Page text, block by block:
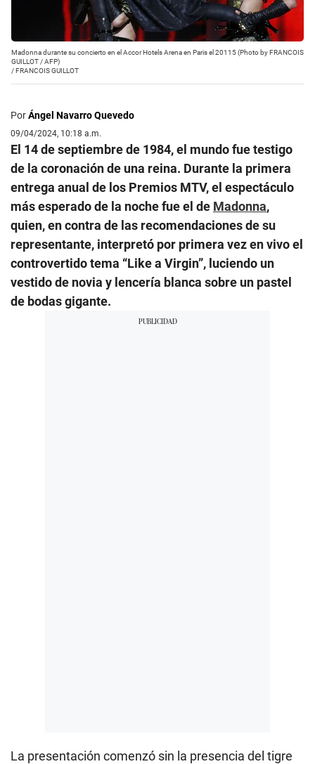
Madonna durante su concierto en el Accor Hotels Arena en Paris el 20115 (Photo by FRANCOIS
GUILLOT / AFP)
/FRANCOIS GUILLOT
PorÁngel Navarro Quevedo
09/04/2024, 10:18 a.m.
El 14 de septiembre de 1984, el mundo fue testigo
de la coronación de una reina. Durante la primera
entrega anual de los Premios MTV, el espectáculo
más esperado de la noche fue el de Madonna,
quien, en contra de las recomendaciones de su
representante, interpretó por primera vez en vivo el
controvertido tema “Like a Virgin”, luciendo un
vestido de novia y lencería blanca sobre un pastel
de bodas gigante.
La presentación comenzó sin la presencia del tigre